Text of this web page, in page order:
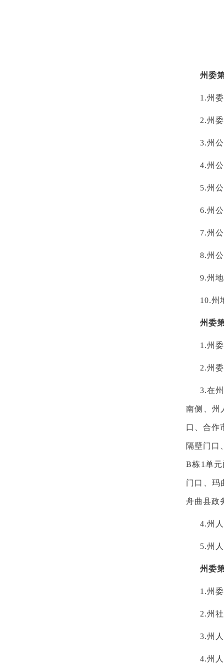
州委
1.州
2.州
3.州
4.州
5.州
6.州
7.州
8.州
9.州
10.州
州委
1.州
2.州
3.在
南侧、州
口、合作
隔壁门口
B栋1单
门口、玛
舟曲县政
4.州
5.州
州委
1.州
2.州
3.州
4.州